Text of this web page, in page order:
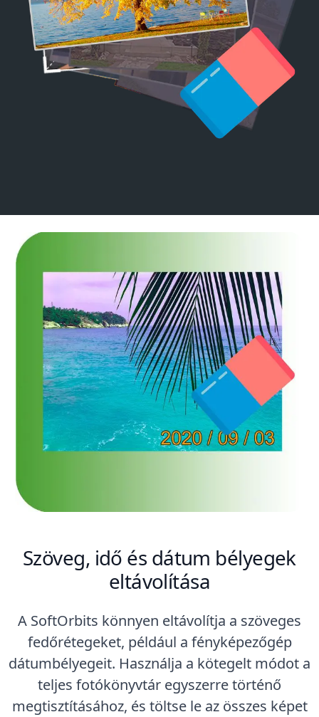
Szöveg, idő és dátum bélyegek
eltávolítása
A SoftOrbits könnyen eltávolítja a szöveges
fedőrétegeket, például a fényképezőgép
dátumbélyegeit. Használja a kötegelt módot a
teljes fotókönyvtár egyszerre történő
megtisztításához, és töltse le az összes képet